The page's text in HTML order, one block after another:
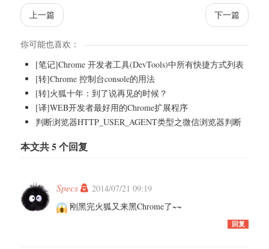
上一篇 下一篇
你可能也喜欢：
[笔记]Chrome 开发者工具(DevTools)中所有快捷方式列表
[转]Chrome 控制台console的用法
[转]火狐十年：到了说再见的时候？
[译]WEB开发者最好用的Chrome扩展程序
判断浏览器HTTP_USER_AGENT类型之微信浏览器判断
本文共 5 个回复
Specs
2014/07/21 09:19
刚黑完火狐又来黑Chrome了~~
回复